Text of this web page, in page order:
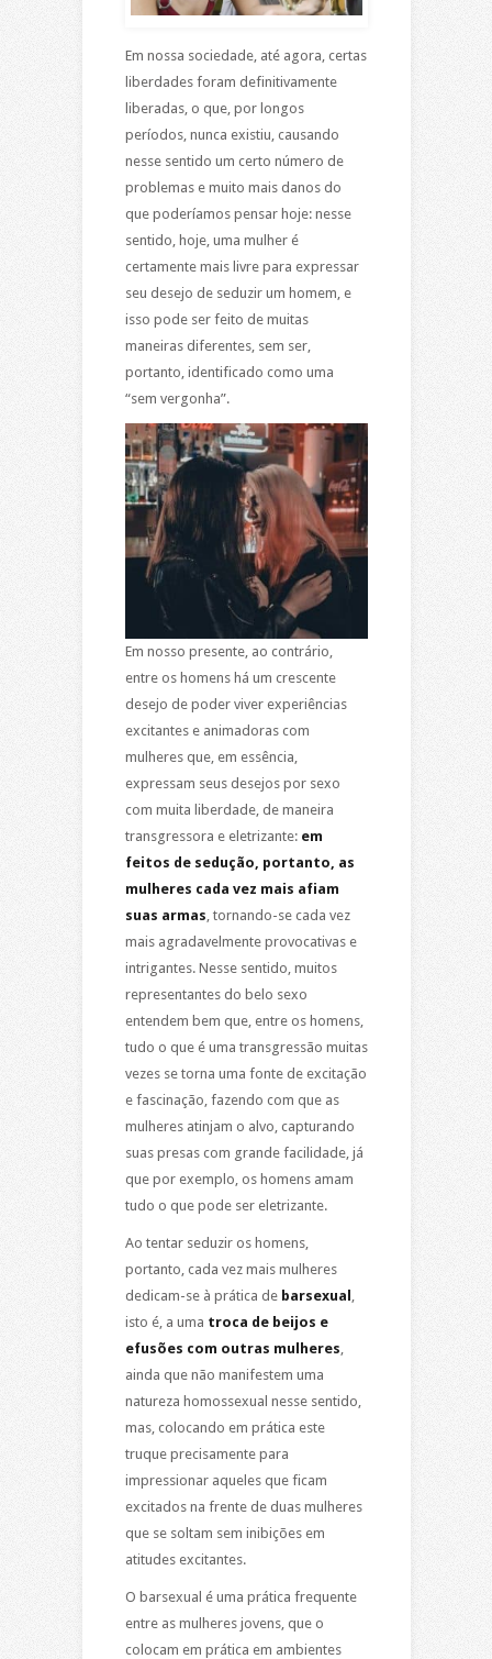
Em nossa sociedade, até agora, certas
liberdades foram definitivamente
liberadas, o que, por longos
períodos, nunca existiu, causando
nesse sentido um certo número de
problemas e muito mais danos do
que poderíamos pensar hoje: nesse
sentido, hoje, uma mulher é
certamente mais livre para expressar
seu desejo de seduzir um homem, e
isso pode ser feito de muitas
maneiras diferentes, sem ser,
portanto, identificado como uma
“sem vergonha”.
Em nosso presente, ao contrário,
entre os homens há um crescente
desejo de poder viver experiências
excitantes e animadoras com
mulheres que, em essência,
expressam seus desejos por sexo
com muita liberdade, de maneira
transgressora e eletrizante: em
feitos de sedução, portanto, as
mulheres cada vez mais afiam
suas armas , tornando-se cada vez
mais agradavelmente provocativas e
intrigantes. Nesse sentido, muitos
representantes do belo sexo
entendem bem que, entre os homens,
tudo o que é uma transgressão muitas
vezes se torna uma fonte de excitação
e fascinação, fazendo com que as
mulheres atinjam o alvo, capturando
suas presas com grande facilidade, já
que por exemplo, os homens amam
tudo o que pode ser eletrizante.
Ao tentar seduzir os homens,
portanto, cada vez mais mulheres
dedicam-se à prática de barsexual
isto é, a uma troca de beijos e
efusões com outras mulheres
ainda que não manifestem uma
natureza homossexual nesse sentido,
mas, colocando em prática este
truque precisamente para
impressionar aqueles que ficam
excitados na frente de duas mulheres
que se soltam sem inibições em
atitudes excitantes.
O barsexual é uma prática frequente
entre as mulheres jovens, que o
colocam em prática em ambientes